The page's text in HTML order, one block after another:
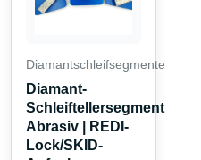
Diamantschleifsegmente
Diamant-
Schleiftellersegment
Abrasiv | REDI-
Lock/SKID-
Die
können